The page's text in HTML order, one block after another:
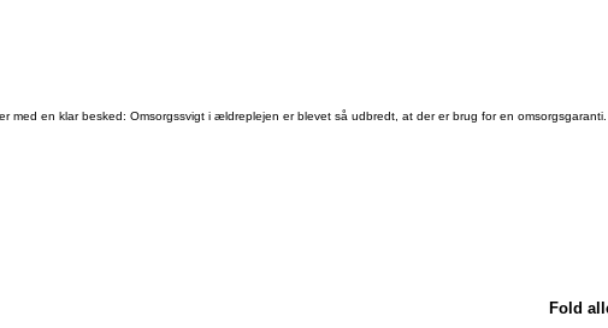
en klar besked: Omsorgssvigt i ældreplejen er blevet så udbredt, at der er brug for en omsorgsgaranti.
Fold